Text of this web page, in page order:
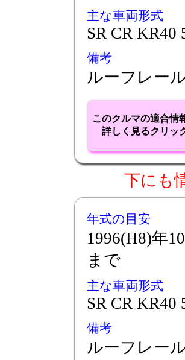
主な車両形式
SR CR KR40
備考
ルーフレー
このクルマの適合情
詳しく見るクリッ
下にも
年式の目安
1996(H8)年
まで
主な車両形式
SR CR KR40
備考
ルーフレー